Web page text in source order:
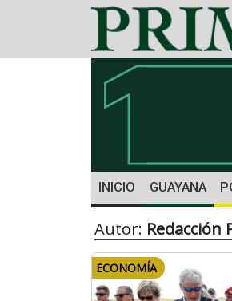
INICIO GUAYANA
Autor: Redacción
ECONOMÍA